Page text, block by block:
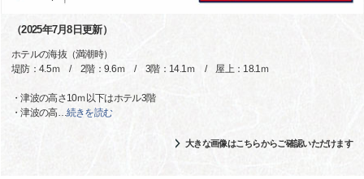
（2025年7月8日更新）
ホテルの海抜（満潮時）
堤防：4.5ｍ / 2階：9.6ｍ / 3階：14.1ｍ / 屋上：18.1ｍ
・津波の高さ10ｍ以下はホテル3階
・津波の高… 続きを読む
大きな画像はこちらからご確認いただけます